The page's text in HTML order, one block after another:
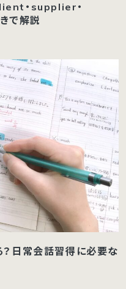
・supplier・
で解説
日常会話習得に必要な